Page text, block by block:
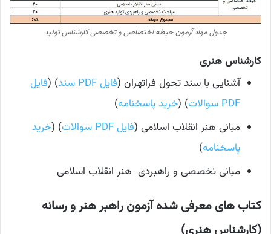
جدول مواد آزمون حیطه اختصاصی و تخصصی کارشناس تولید
کارشناس هنری
آشنایی با سند تحول فراتهران (فایل PDF سند ) (فایل
PDF سوالات
) (خرید پاسخنامه)
مبانی هنر انقلاب اسلامی (فایل PDF سوالات ) (خرید
پاسخنامه)
مبانی تخصصی و راهبردی هنر انقلاب اسلامی
کتاب های معرفی شده آزمون راهبر هنر و رسانه